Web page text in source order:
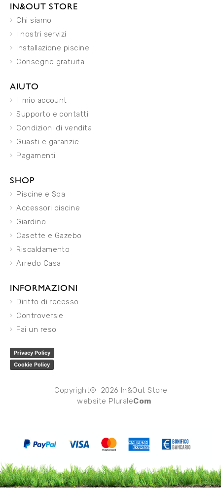
IN&OUT STORE
Chi siamo
I nostri servizi
Installazione piscine
Consegne gratuita
AIUTO
Il mio account
Supporto e contatti
Condizioni di vendita
Guasti e garanzie
Pagamenti
SHOP
Piscine e Spa
Accessori piscine
Giardino
Casette e Gazebo
Riscaldamento
Arredo Casa
INFORMAZIONI
Diritto di recesso
Controversie
Fai un reso
Privacy Policy
Cookie Policy
Copyright© 2026 In&Out Store
website PluraleCom